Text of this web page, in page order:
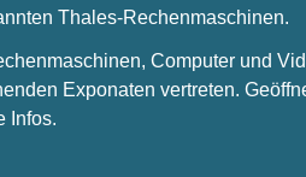
Thales-Rechenmaschinen.
Computer und
Exponaten vertreten.
Infos.